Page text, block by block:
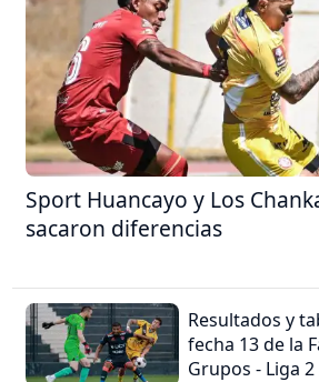
Sport Huancayo y Los
sacaron diferencias
Resultados y
fecha 13 de la
Grupos - Liga 2